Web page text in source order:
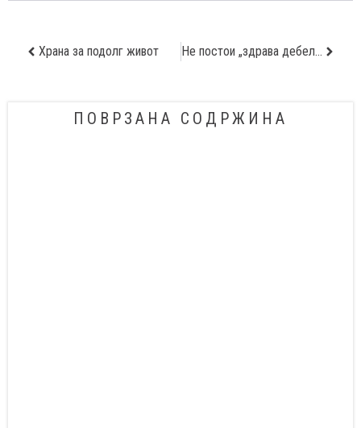
Храна за подолг живот Не постои „здрава дебелина“!
ПОВРЗАНА СОДРЖИНА